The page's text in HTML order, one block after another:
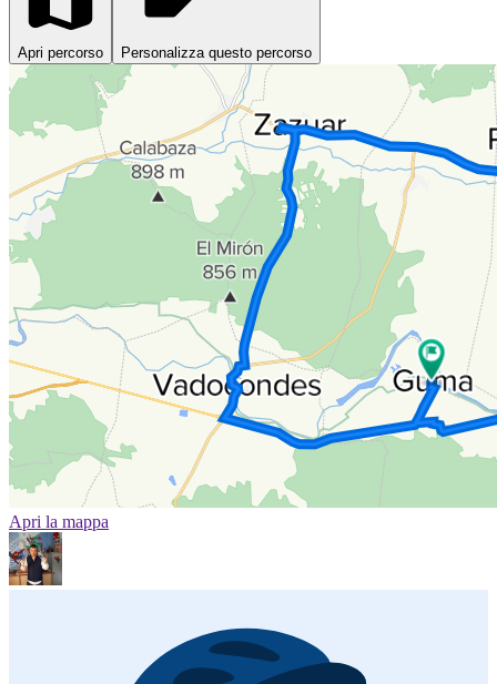
Apri percorso Personalizza questo percorso
Apri la mappa